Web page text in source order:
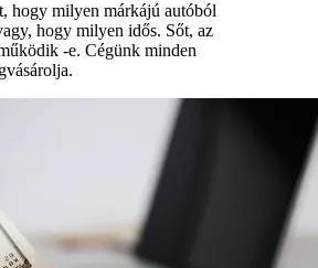
hogy milyen márkájú autóból
hogy milyen idős. Sőt, az
-e. Cégünk minden